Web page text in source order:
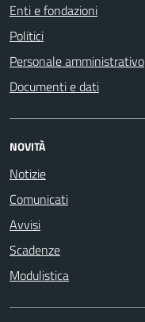
Enti e fondazioni
Politici
Personale amministrativo
Documenti e dati
NOVITÀ
Notizie
Comunicati
Avvisi
Scadenze
Modulistica